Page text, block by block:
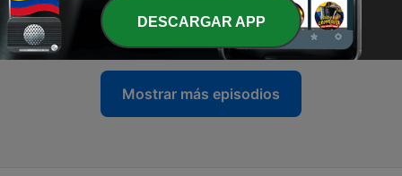
3 - أنت تقدر
30 mar. 2023
Mostrar más episodios
DESCARGAR APP